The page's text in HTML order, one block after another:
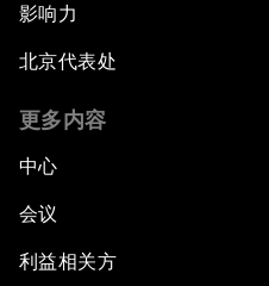
影响力
北京代表处
更多内容
中心
会议
利益相关方